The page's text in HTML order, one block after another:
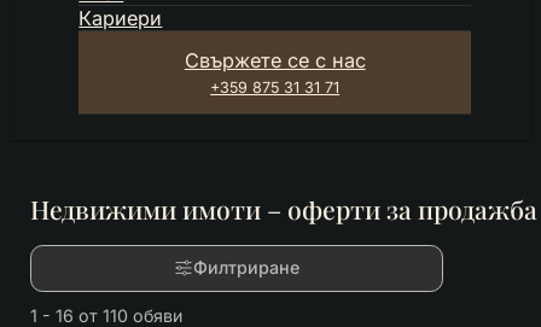
Кариери
Свържете се с нас
+359 875 31 31 71
Недвижими имоти – оферти за продажба
Филтриране
1 - 16 от 110 обяви